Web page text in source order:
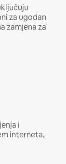
za ugodan
zamjena za
i
interneta,